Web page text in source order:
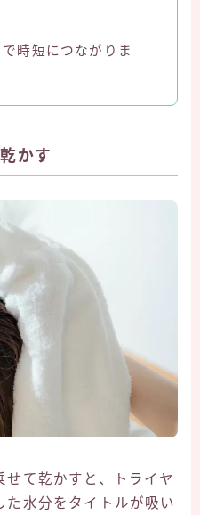
時短につながりま
かす
て乾かすと、トライヤ
水分をタイトルが吸い